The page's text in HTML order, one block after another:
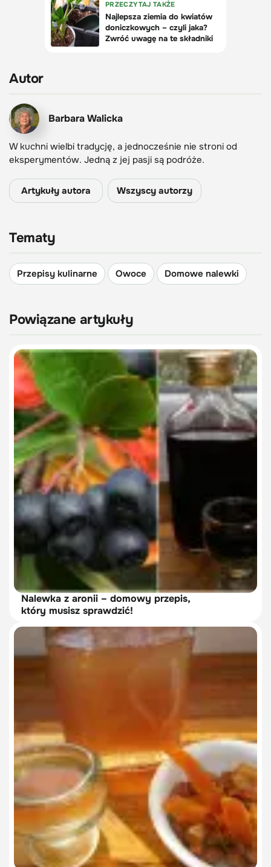
Autor
Barbara Walicka
W kuchni wielbi tradycję, a jednocześnie nie stroni od
eksperymentów. Jedną z jej pasji są podróże.
Artykuły autora Wszyscy autorzy
Tematy
Przepisy kulinarne Owoce Domowe nalewki
Powiązane artykuły
Nalewka z aronii – domowy przepis,
który musisz sprawdzić!